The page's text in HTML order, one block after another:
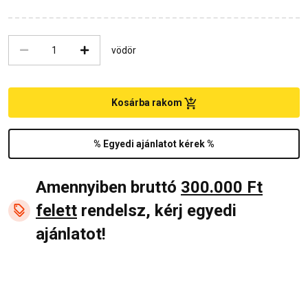
vödör
% Egyedi ajánlatot kérek %
Kosárba rakom
Amennyiben bruttó 300.000 Ft
felett rendelsz, kérj egyedi
ajánlatot!